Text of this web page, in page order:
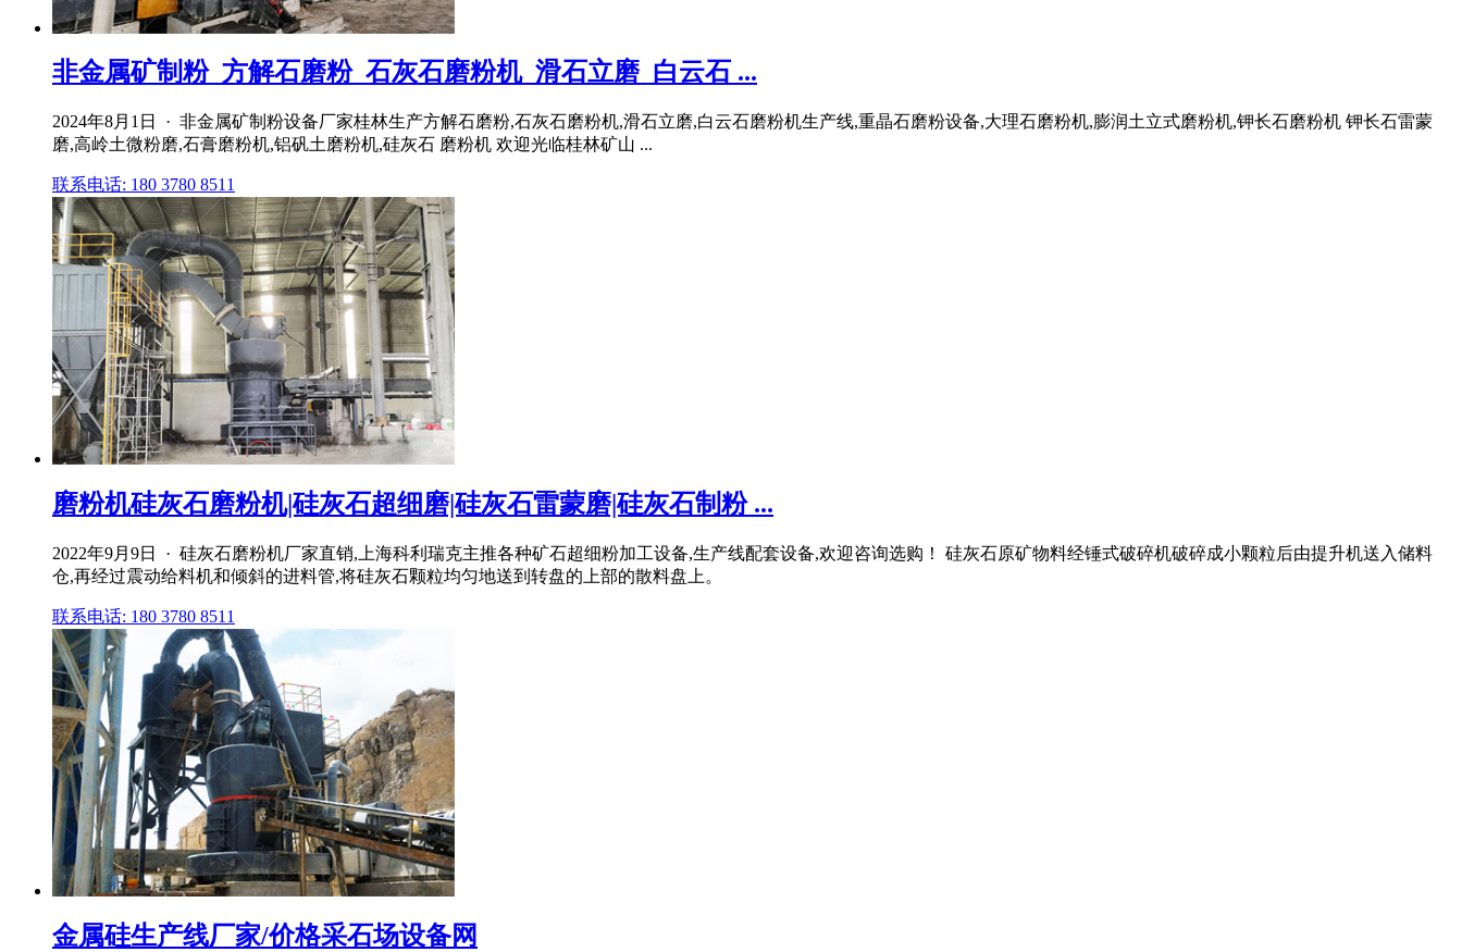
非金属矿制粉_方解石磨粉_石灰石磨粉机_滑石立磨_白云石 ...
2024年8月1日 · 非金属矿制粉设备厂家桂林生产方解石磨粉,石灰石磨粉机,滑石立磨,白云石磨粉机生产线,重晶石磨粉设备,大理石磨粉机,膨润土立式磨粉机,钾长石磨粉机 钾长石雷蒙
磨,高岭土微粉磨,石膏磨粉机,铝矾土磨粉机,硅灰石 磨粉机 欢迎光临桂林矿山 ...
联系电话: 180 3780 8511
磨粉机硅灰石磨粉机|硅灰石超细磨|硅灰石雷蒙磨|硅灰石制粉 ...
2022年9月9日 · 硅灰石磨粉机厂家直销,上海科利瑞克主推各种矿石超细粉加工设备,生产线配套设备,欢迎咨询选购！ 硅灰石原矿物料经锤式破碎机破碎成小颗粒后由提升机送入储料
仓,再经过震动给料机和倾斜的进料管,将硅灰石颗粒均匀地送到转盘的上部的散料盘上。
联系电话: 180 3780 8511
金属硅生产线厂家/价格采石场设备网